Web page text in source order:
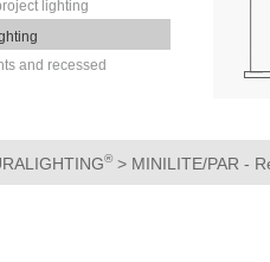
lighting
and recessed
®> MINILITE/PAR -